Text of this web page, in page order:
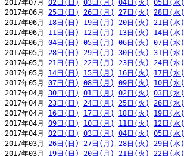
2017年07月 02日(日) 03日(月) 04日(火) 05日(水)
2017年06月 25日(日) 26日(月) 27日(火) 28日(水)
2017年06月 18日(日) 19日(月) 20日(火) 21日(水)
2017年06月 11日(日) 12日(月) 13日(火) 14日(水)
2017年06月 04日(日) 05日(月) 06日(火) 07日(水)
2017年05月 28日(日) 29日(月) 30日(火) 31日(水)
2017年05月 21日(日) 22日(月) 23日(火) 24日(水)
2017年05月 14日(日) 15日(月) 16日(火) 17日(水)
2017年05月 07日(日) 08日(月) 09日(火) 10日(水)
2017年04月 30日(日) 01日(月) 02日(火) 03日(水)
2017年04月 23日(日) 24日(月) 25日(火) 26日(水)
2017年04月 16日(日) 17日(月) 18日(火) 19日(水)
2017年04月 09日(日) 10日(月) 11日(火) 12日(水)
2017年04月 02日(日) 03日(月) 04日(火) 05日(水)
2017年03月 26日(日) 27日(月) 28日(火) 29日(水)
2017年03月 19日(日) 20日(月) 21日(火) 22日(水)